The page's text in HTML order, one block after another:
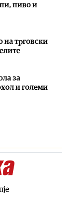
пиво и
на трговски
за
и големи
зависи